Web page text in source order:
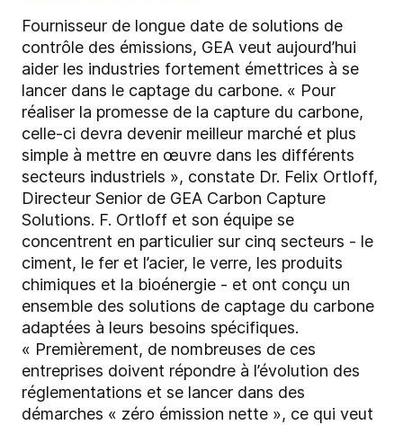
Fournisseur de longue date de solutions de
contrôle des émissions, GEA veut aujourd’hui
aider les industries fortement émettrices à se
lancer dans le captage du carbone. « Pour
réaliser la promesse de la capture du carbone,
celle-ci devra devenir meilleur marché et plus
simple à mettre en œuvre dans les différents
secteurs industriels », constate Dr. Felix Ortloff,
Directeur Senior de GEA Carbon Capture
Solutions. F. Ortloff et son équipe se
concentrent en particulier sur cinq secteurs - le
ciment, le fer et l’acier, le verre, les produits
chimiques et la bioénergie - et ont conçu un
ensemble des solutions de captage du carbone
adaptées à leurs besoins spécifiques.
« Premièrement, de nombreuses de ces
entreprises doivent répondre à l’évolution des
réglementations et se lancer dans des
démarches « zéro émission nette », ce qui veut